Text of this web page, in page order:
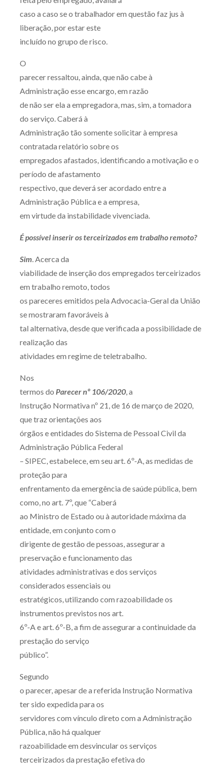
caso a caso se o trabalhador em questão faz jus à
liberação, por estar este
incluído no grupo de risco.
O
parecer ressaltou, ainda, que não cabe à
Administração esse encargo, em razão
de não ser ela a empregadora, mas, sim, a tomadora
do serviço. Caberá à
Administração tão somente solicitar à empresa
contratada relatório sobre os
empregados afastados, identificando a motivação e o
período de afastamento
respectivo, que deverá ser acordado entre a
Administração Pública e a empresa,
em virtude da instabilidade vivenciada.
É possível inserir os terceirizados em trabalho remoto?
Sim. Acerca da
viabilidade de inserção dos empregados terceirizados
em trabalho remoto, todos
os pareceres emitidos pela Advocacia-Geral da União
se mostraram favoráveis à
tal alternativa, desde que verificada a possibilidade de
realização das
atividades em regime de teletrabalho.
Nos
termos do Parecer nº 106/2020, a
Instrução Normativa nº 21, de 16 de março de 2020,
que traz orientações aos
órgãos e entidades do Sistema de Pessoal Civil da
Administração Pública Federal
– SIPEC, estabelece, em seu art. 6º-A, as medidas de
proteção para
enfrentamento da emergência de saúde pública, bem
como, no art. 7º, que “Caberá
ao Ministro de Estado ou à autoridade máxima da
entidade, em conjunto com o
dirigente de gestão de pessoas, assegurar a
preservação e funcionamento das
atividades administrativas e dos serviços
considerados essenciais ou
estratégicos, utilizando com razoabilidade os
instrumentos previstos nos art.
6º-A e art. 6º-B, a fim de assegurar a continuidade da
prestação do serviço
público”.
Segundo
o parecer, apesar de a referida Instrução Normativa
ter sido expedida para os
servidores com vínculo direto com a Administração
Pública, não há qualquer
razoabilidade em desvincular os serviços
terceirizados da prestação efetiva do